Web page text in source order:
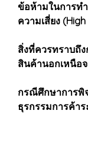
ข้อห้ามในการท
ความเสี่ยง
สิ่งที่ควรทราบถึ
สินค้านอกเหนือ
กรณีศึกษาการพิ
ธุรกรรมการค้า